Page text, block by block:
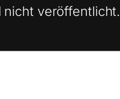
nicht veröffentlicht.